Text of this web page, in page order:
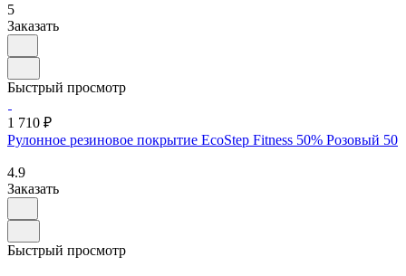
5
Заказать
Быстрый просмотр
1 710 ₽
Рулонное резиновое покрытие EcoStep Fitness 50% Розовый 50
4.9
Заказать
Быстрый просмотр